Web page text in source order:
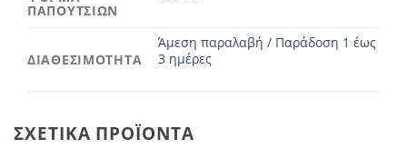
ΠΑΠΟΥΤΣΙΩΝ
ΔΙΑΘΕΣΙΜΟΤΗΤΑ
Άμεση παραλαβή / Παράδοση 1 έως
3 ημέρες
ΣΧΕΤΙΚΆ ΠΡΟΪΌΝΤΑ